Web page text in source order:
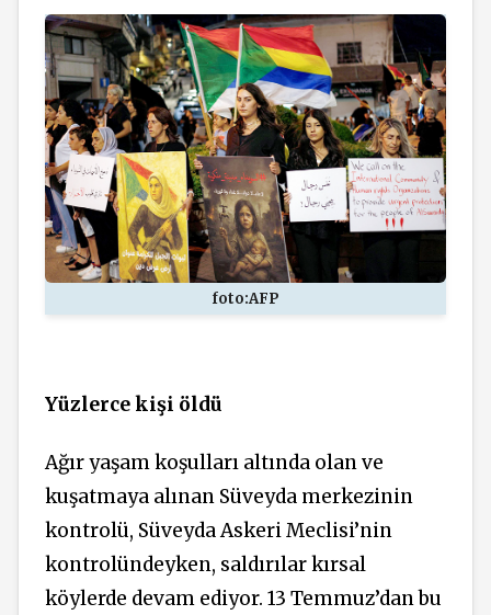
foto:AFP
Yüzlerce kişi öldü
Ağır yaşam koşulları altında olan ve
kuşatmaya alınan Süveyda merkezinin
kontrolü, Süveyda Askeri Meclisi’nin
kontrolündeyken, saldırılar kırsal
köylerde devam ediyor. 13 Temmuz’dan bu